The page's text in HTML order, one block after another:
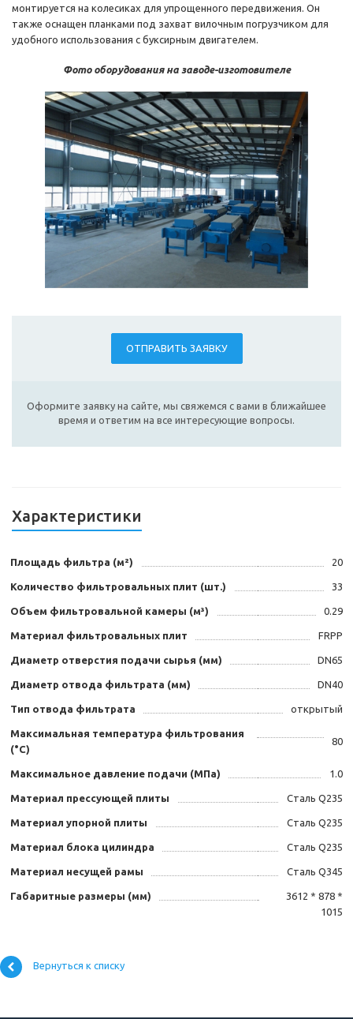
монтируется на колесиках для упрощенного передвижения. Он
также оснащен планками под захват вилочным погрузчиком для
удобного использования с буксирным двигателем.
Фото оборудования на заводе-изготовителе
ОТПРАВИТЬ ЗАЯВКУ
Оформите заявку на сайте, мы свяжемся с вами в ближайшее
время и ответим на все интересующие вопросы.
Характеристики
Площадь фильтра (м²) 20
Количество фильтровальных плит (шт.) 33
Объем фильтровальной камеры (м³) 0.29
Материал фильтровальных плит FRPP
Диаметр отверстия подачи сырья (мм) DN65
Диаметр отвода фильтрата (мм) DN40
Тип отвода фильтрата открытый
Максимальная температура фильтрования
(°C)
80
Максимальное давление подачи (МПа) 1.0
Материал прессующей плиты Сталь Q235
Материал упорной плиты Сталь Q235
Материал блока цилиндра Сталь Q235
Материал несущей рамы Сталь Q345
Габаритные размеры (мм)
3612 * 878 *
1015
Вернуться к списку